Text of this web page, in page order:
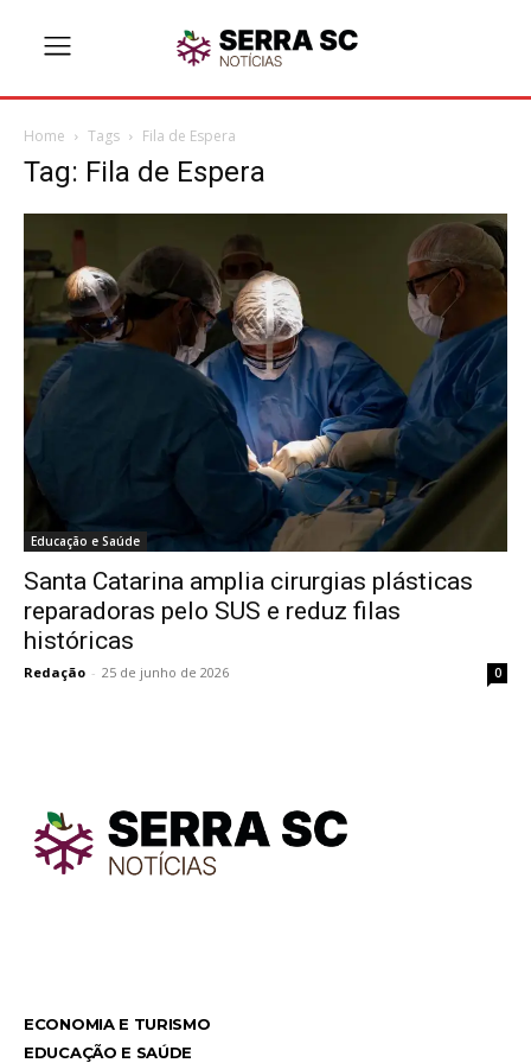
Home Tags Fila de Espera
Tag: Fila de Espera
Educação e Saúde
Santa Catarina amplia cirurgias plásticas
reparadoras pelo SUS e reduz filas
históricas
Redação - 25 de junho de 2026 0
ECONOMIA E TURISMO
EDUCAÇÃO E SAÚDE